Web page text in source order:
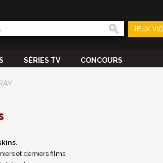
JEUX
SÉRIES TV CONCOURS
et derniers films.